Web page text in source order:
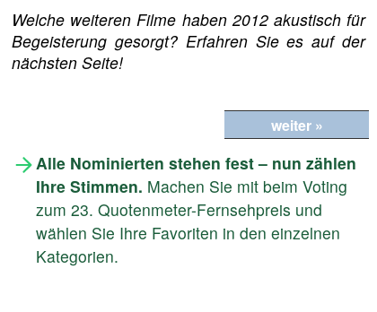
Welche weiteren Filme haben 2012 akustisch für
Begeisterung gesorgt? Erfahren Sie es auf der
nächsten Seite!
weiter »
Alle Nominierten stehen fest – nun zählen
Ihre Stimmen. Machen Sie mit beim Voting
zum 23. Quotenmeter-Fernsehpreis und
wählen Sie Ihre Favoriten in den einzelnen
Kategorien.